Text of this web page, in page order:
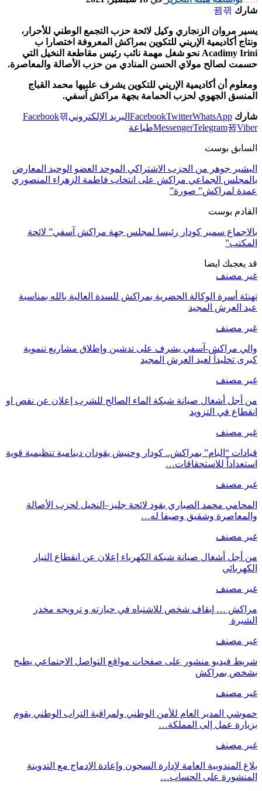
شارك
يسير مروان الزنجاري وكيل لائحة حزب التجمع الوطني للأحرار،
ونتاج أكاديمية الإريني للتكوين بمراكش المعروفة اختصارا ب
Acadimy Irini نحو شغل مهمة نائب رئيس مقاطعة النخيل التي
حسمت لصالح مولاي الحسن المنادي من حزب الأصالة والمعاصرة.
ومعلوم أن أكاديمية الإريني للتكوين يشرف علبيها محمد القباج
المنسق الجهوي لحزب الحمامة بجهة مراكش آسفي.
شارك FacebookTwitterWhatsApp البريد الإلكتروني
Facebook
MessengerTelegram Viber طباعة
السابق بوست
البشير جوهر من الحزب الاشتراكي الموحد العضو الوحيد المعارض
بالمجلس الجماعي مراكش على انتخاب فاطمة الزهراء المنصوري
عمدة لمراكش” صورة”
القادم بوست
بالاجماع سمير كودار رئيسا لمجلس جهة مراكش آسفي” لائحة
المكتب”
قد يعجبك ايضا
غير مصنف
تهنئة أسرة الوكالة الحضرية بمراكش للسدة العالية بالله بمناسبة
عيد العرش المجيد
غير مصنف
والي مراكش-آسفي يشرف على تدشين وإطلاق مشاريع تنموية
كبرى تخليداً لعيد العرش المجيد
غير مصنف
من أجل أشغال صيانة شبكة الماء الصالح للشرب إعلان عن نقص او
انقطاع في التزويد
غير مصنف
قيادات “البام” بمراكش.. كودار وحنيش يقودان دينامية تنظيمية قوية
استعداداً للاستحقاقات…
غير مصنف
المحامي محمد الصباري يقود لائحة جليز–النخيل لحزب الأصالة
والمعاصرة وشقيق وصيفا له…
غير مصنف
من أجل أشغال صيانة شبكة الكهرباء إعلان عن انقطاع التيار
الكهربائي
غير مصنف
مراكش … إيقاف شخص للاشتباه في حيازته و ترويجه مخدر
الشيرة
غير مصنف
شريط فيديو منشور على صفحات مواقع التواصل الاجتماعي يطيح
بشخص بمراكش
غير مصنف
حموشي المدير العام للأمن الوطني ولمراقبة التراب الوطني يقوم
بزيارة عمل إلى المملكة…
غير مصنف
بلاغ المندوبية العامة لإدارة السجون وإعادة الإدماج مع التدوينة
المنشورة على الحساب…